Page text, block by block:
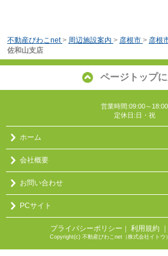
不動産びわこnet > 周辺施設案内 > 彦根市 > 彦根
佐和山支店
ページトップ
営業時間:09:00～18:00
定休日:日・祝
ホーム
会社概要
お問い合わせ
PCサイト
プライバシーポリシー ｜ 利用規約
Copyright(c) 不動産びわこnet（株式会社イトウ